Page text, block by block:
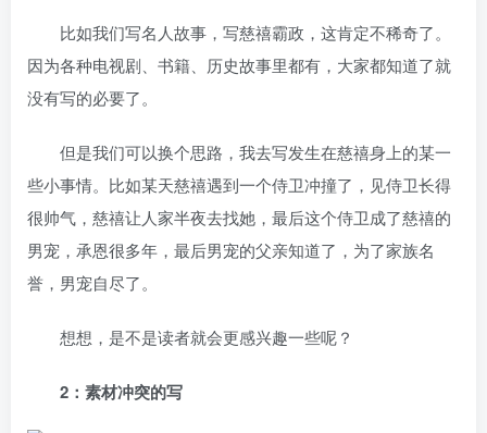
比如我们写名人故事，写慈禧霸政，这肯定不稀奇了。
因为各种电视剧、书籍、历史故事里都有，大家都知道了就
没有写的必要了。
但是我们可以换个思路，我去写发生在慈禧身上的某一
些小事情。比如某天慈禧遇到一个侍卫冲撞了，见侍卫长得
很帅气，慈禧让人家半夜去找她，最后这个侍卫成了慈禧的
男宠，承恩很多年，最后男宠的父亲知道了，为了家族名
誉，男宠自尽了。
想想，是不是读者就会更感兴趣一些呢？
2：素材冲突的写